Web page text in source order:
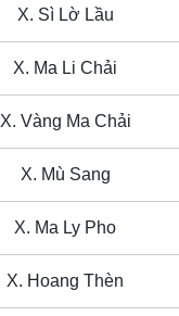
X. Sì Lờ Lầu
X. Ma Li Chải
X. Vàng Ma Chải
X. Mù Sang
X. Ma Ly Pho
X. Hoang Thèn